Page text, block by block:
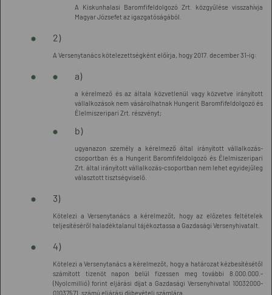
A Kiskunhalasi Baromfifeldolgozó Zrt. közgyűlése visszahívja
Magyar Józsefet az igazgatóságából.
2)
A Versenytanács kötelezettségként előírja, hogy 2017. december 31-ig:
a)
a kérelmező és az általa közvetlenül vagy közvetve irányított
vállalkozások nem vásárolhatnak Hungerit Baromfifeldolgozó és
Élelmiszeripari Zrt. részvényt;
b)
ugyanazon személy a kérelmező által irányított vállalkozás-
csoportban és a Hungerit Baromfifeldolgozó és Élelmiszeripari
Zrt. által irányított vállalkozás-csoportban nem lehet egyidejűleg
választott tisztségviselő.
3)
Kötelezi a Versenytanács a kérelmezőt, hogy az előzetes feltételek
teljesítéséről haladéktalanul tájékoztassa a Gazdasági Versenyhivatalt.
4)
Kötelezi a Versenytanács a kérelmezőt, hogy a határozat kézbesítésétől
számított tizenöt napon belül fizessen meg további 8.000.000.-
(Nyolcmillió) forint eljárási díjat a Gazdasági Versenyhivatal 10032000-
01037571. számú eljárási díjbevételi számlára.